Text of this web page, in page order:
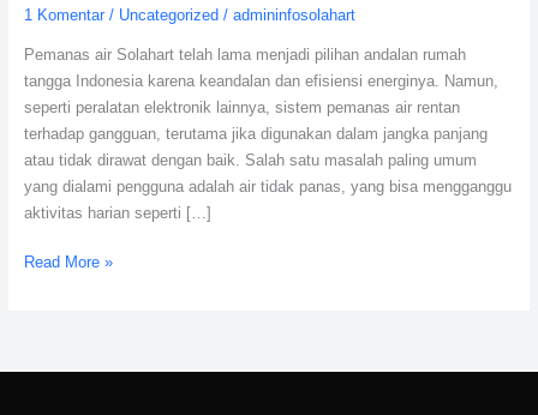
1 Komentar / Uncategorized / admininfosolahart
Pemanas air Solahart telah lama menjadi pilihan andalan rumah
tangga Indonesia karena keandalan dan efisiensi energinya. Namun,
seperti peralatan elektronik lainnya, sistem pemanas air rentan
terhadap gangguan, terutama jika digunakan dalam jangka panjang
atau tidak dirawat dengan baik. Salah satu masalah paling umum
yang dialami pengguna adalah air tidak panas, yang bisa mengganggu
aktivitas harian seperti […]
Pemanas
Panas
Read More »